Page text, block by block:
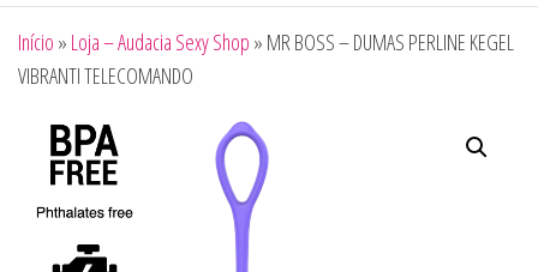
Início » Loja – Audacia Sexy Shop » MR BOSS – DUMAS PERLINE KEGEL
VIBRANTI TELECOMANDO